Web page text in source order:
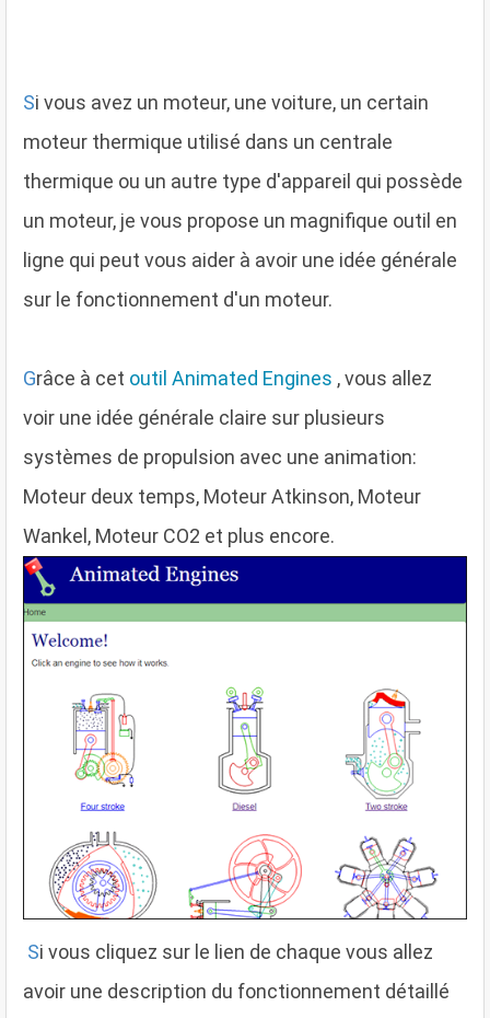
Si vous avez un moteur, une voiture, un certain
moteur thermique utilisé dans un centrale
thermique ou un autre type d'appareil qui possède
un moteur, je vous propose un magnifique outil en
ligne qui peut vous aider à avoir une idée générale
sur le fonctionnement d'un moteur.
Grâce à cet outil Animated Engines , vous allez
voir une idée générale claire sur plusieurs
systèmes de propulsion avec une animation:
Moteur deux temps, Moteur Atkinson, Moteur
Wankel, Moteur CO2 et plus encore.
Si vous cliquez sur le lien de chaque vous allez
avoir une description du fonctionnement détaillé